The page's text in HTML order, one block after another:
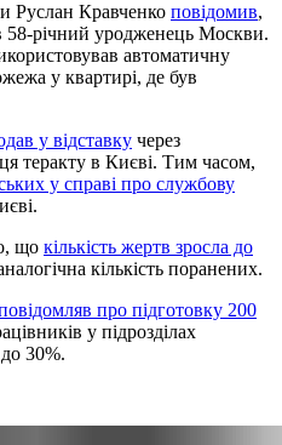
Руслан Кравченко повідомив,
58-річний уродженець Москви.
автоматичну
у квартирі, де був
у відставку через
теракту в Києві. Тим часом,
у справі про службову
що кількість жертв зросла до
кількість поранених.
про підготовку 200
у підрозділах
30%.